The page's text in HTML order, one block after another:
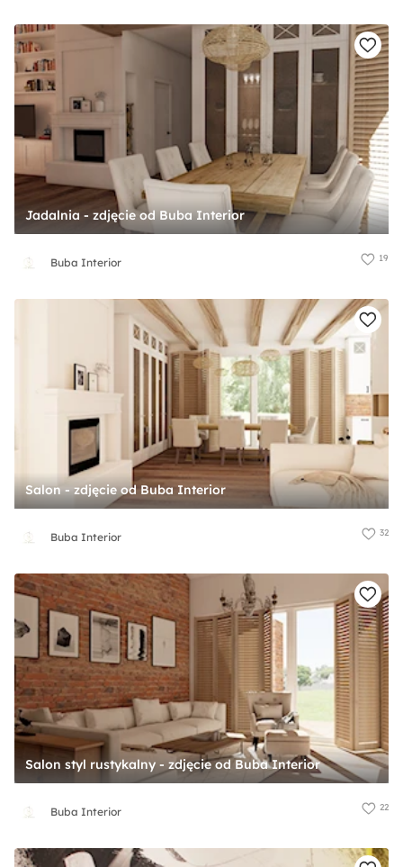
Jadalnia - zdjęcie od Buba Interior
Buba Interior 19
Salon - zdjęcie od Buba Interior
Buba Interior 32
Salon styl rustykalny - zdjęcie od Buba Interior
Buba Interior 22